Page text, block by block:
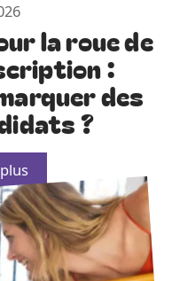
la roue de
:
des
?